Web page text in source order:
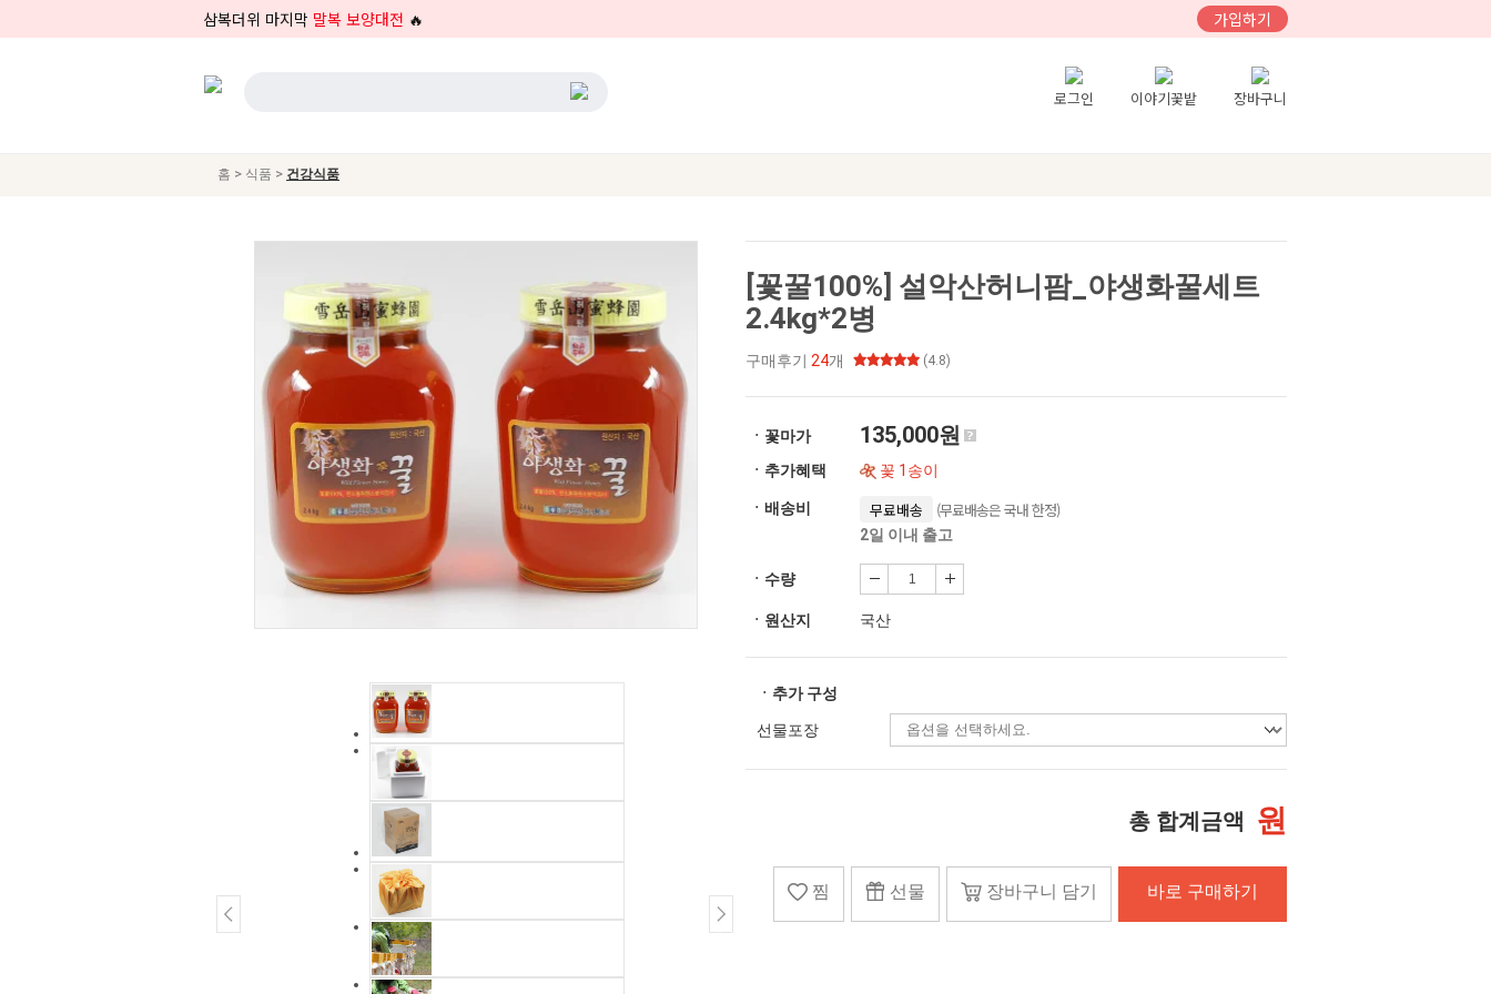
삼복더위 마지막 말복 보양대전 🔥 가입하기
로그인 이야기꽃밭 장바구니
홈 > 식품 > 건강식품
[꽃꿀100%] 설악산허니팜_야생화꿀세트
2.4kg*2병
구매후기 24개 (4.8)
ㆍ꽃마가 135,000원
ㆍ추가혜택 꽃 1송이
ㆍ배송비 무료배송 (무료배송은 국내 한정)
2일 이내 출고
ㆍ수량
ㆍ원산지 국산
ㆍ추가 구성
선물포장
총 합계금액 원
찜 선물 장바구니 담기 바로 구매하기